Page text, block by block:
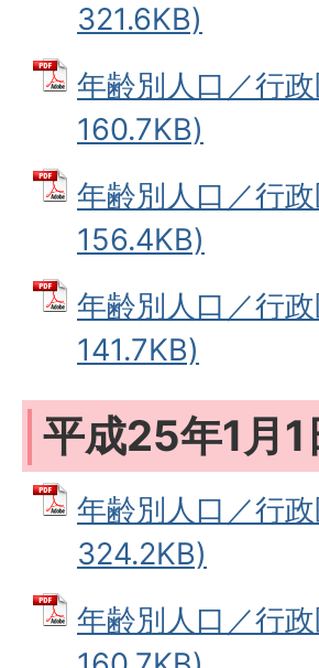
321.6KB)
年齢別人口／行
160.7KB)
年齢別人口／行
156.4KB)
年齢別人口／行
141.7KB)
平成25年1月
年齢別人口／行
324.2KB)
年齢別人口／行